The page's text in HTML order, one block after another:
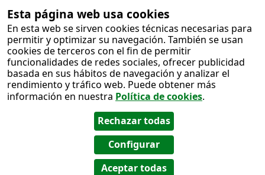
Esta página web usa cookies
En esta web se sirven cookies técnicas necesarias para
permitir y optimizar su navegación. También se usan
cookies de terceros con el fin de permitir
funcionalidades de redes sociales, ofrecer publicidad
basada en sus hábitos de navegación y analizar el
rendimiento y tráfico web. Puede obtener más
información en nuestra Política de cookies.